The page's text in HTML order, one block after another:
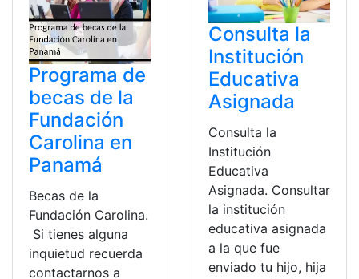
Programa de
becas de la
Fundación
Carolina en
Panamá
Becas de la
Fundación Carolina.
Si tienes alguna
inquietud recuerda
contactarnos a
Consulta la
Institución
Educativa
Asignada
Consulta la
Institución
Educativa
Asignada. Consultar
la institución
educativa asignada
a la que fue
enviado tu hijo, hija